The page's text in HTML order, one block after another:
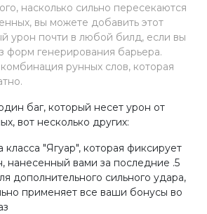
насколько сильно пересекаются
вы можете добавить этот
урон почти в любой билд, если вы
форм генерирования барьера.
рунных слов, которая
баг, который несет урон от
вот несколько других:
класса "Ягуар", которая фиксирует
нанесенный вами за последние .5
дополнительного сильного удара,
применяет все ваши бонусы во